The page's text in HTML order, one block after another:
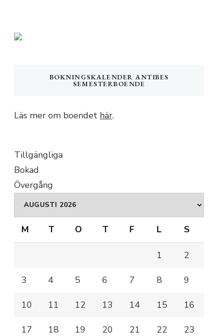
BOKNINGSKALENDER ANTIBES
SEMESTERBOENDE
Läs mer om boendet här.
Tillgängliga
Bokad
Övergång
M T O T F L S
1 2
3 4 5 6 7 8 9
10 11 12 13 14 15 16
17 18 19 20 21 22 23